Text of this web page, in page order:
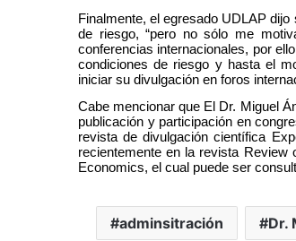
Finalmente, el egresado UDLAP
de riesgo, “pero no sólo me
conferencias internacionales, por
condiciones de riesgo y hasta el
iniciar su divulgación en foros
Cabe mencionar que El Dr. Miguel
publicación y participación en
revista de divulgación científica
recientemente en la revista
Economics, el cual puede ser
adminsitración Dr.